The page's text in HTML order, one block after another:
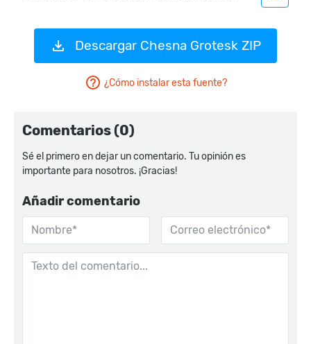
Descargar Chesna Grotesk ZIP
¿Cómo instalar esta fuente?
Comentarios (0)
Sé el primero en dejar un comentario. Tu opinión es
importante para nosotros. ¡Gracias!
Añadir comentario